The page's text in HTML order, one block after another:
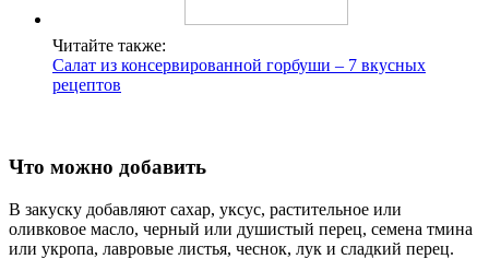
Читайте также:
Салат из консервированной горбуши – 7 вкусных
рецептов
Что можно добавить
В закуску добавляют сахар, уксус, растительное или
оливковое масло, черный или душистый перец, семена тмина
или укропа, лавровые листья, чеснок, лук и сладкий перец.